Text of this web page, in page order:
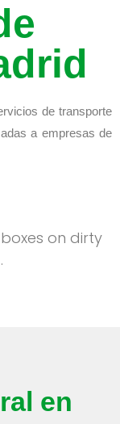
de transporte
a empresas de
en